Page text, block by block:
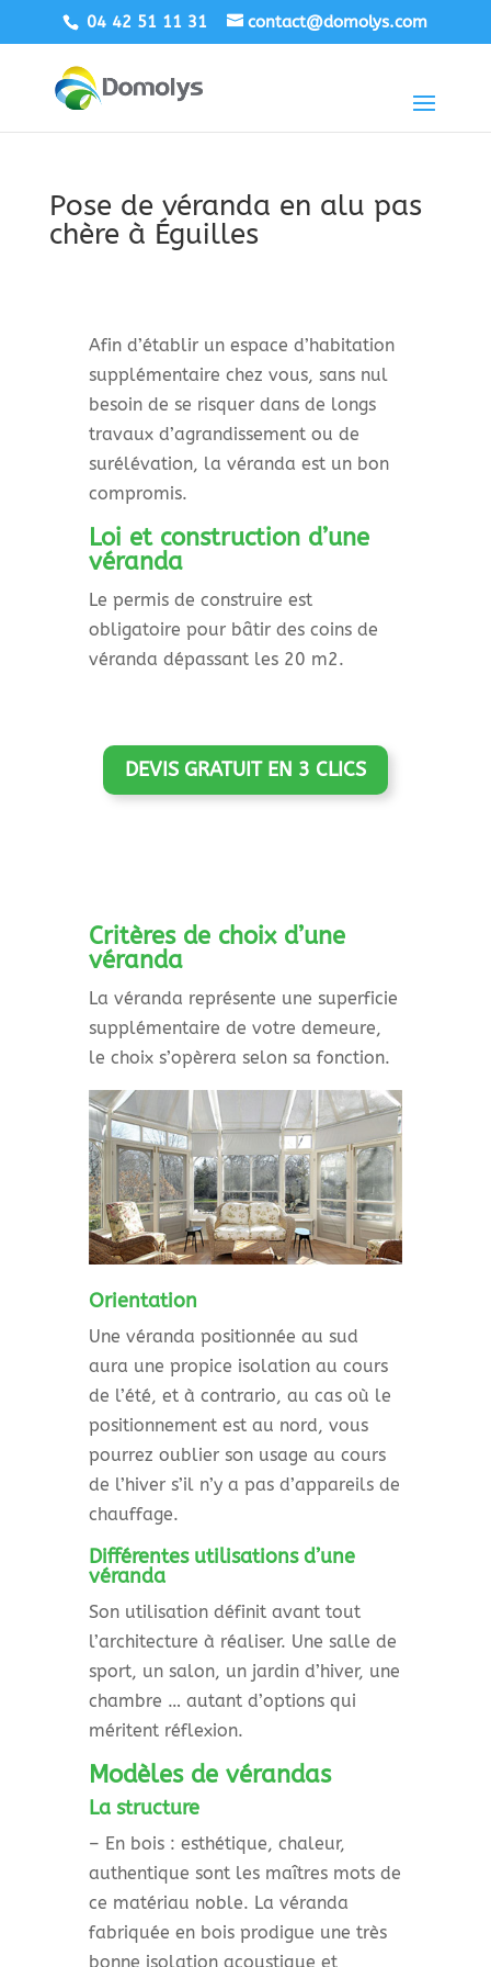
04 42 51 11 31 contact@domolys.com
Pose de véranda en alu pas
chère à Éguilles
Afin d’établir un espace d’habitation
supplémentaire chez vous, sans nul
besoin de se risquer dans de longs
travaux d’agrandissement ou de
surélévation, la véranda est un bon
compromis.
Loi et construction d’une
véranda
Le permis de construire est
obligatoire pour bâtir des coins de
véranda dépassant les 20 m2.
DEVIS GRATUIT EN 3 CLICS
Critères de choix d’une
véranda
La véranda représente une superficie
supplémentaire de votre demeure,
le choix s’opèrera selon sa fonction.
Orientation
Une véranda positionnée au sud
aura une propice isolation au cours
de l’été, et à contrario, au cas où le
positionnement est au nord, vous
pourrez oublier son usage au cours
de l’hiver s’il n’y a pas d’appareils de
chauffage.
Différentes utilisations d’une
véranda
Son utilisation définit avant tout
l’architecture à réaliser. Une salle de
sport, un salon, un jardin d’hiver, une
chambre … autant d’options qui
méritent réflexion.
Modèles de vérandas
La structure
– En bois : esthétique, chaleur,
authentique sont les maîtres mots de
ce matériau noble. La véranda
fabriquée en bois prodigue une très
bonne isolation acoustique et